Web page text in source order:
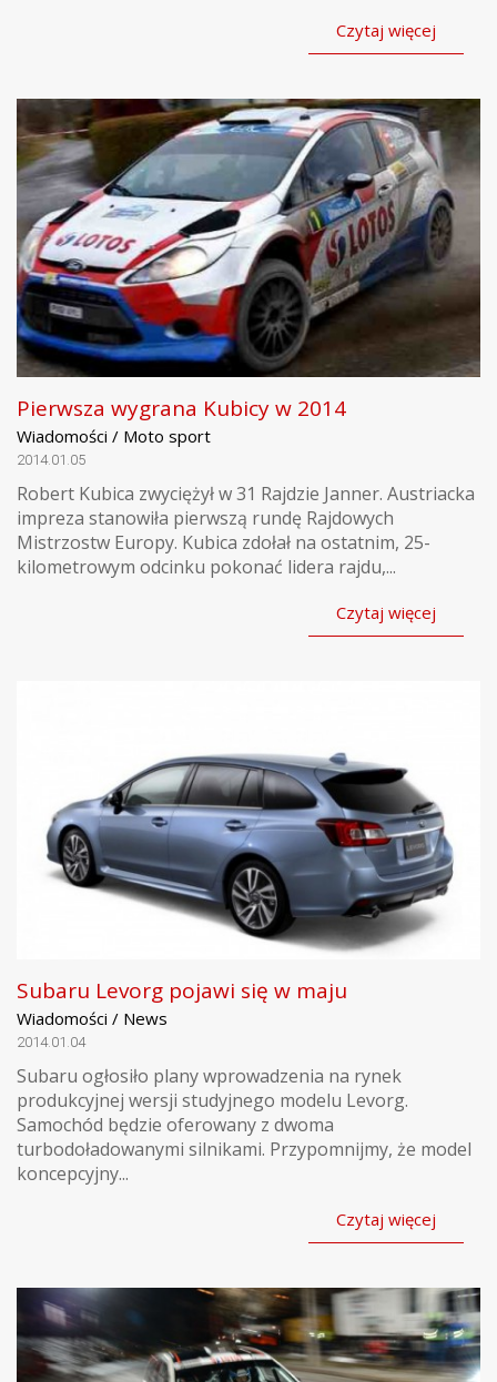
Czytaj więcej
Pierwsza wygrana Kubicy w 2014
Wiadomości / Moto sport
2014.01.05
Robert Kubica zwyciężył w 31 Rajdzie Janner. Austriacka
impreza stanowiła pierwszą rundę Rajdowych
Mistrzostw Europy. Kubica zdołał na ostatnim, 25-
kilometrowym odcinku pokonać lidera rajdu,...
Czytaj więcej
Subaru Levorg pojawi się w maju
Wiadomości / News
2014.01.04
Subaru ogłosiło plany wprowadzenia na rynek
produkcyjnej wersji studyjnego modelu Levorg.
Samochód będzie oferowany z dwoma
turbodoładowanymi silnikami. Przypomnijmy, że model
koncepcyjny...
Czytaj więcej